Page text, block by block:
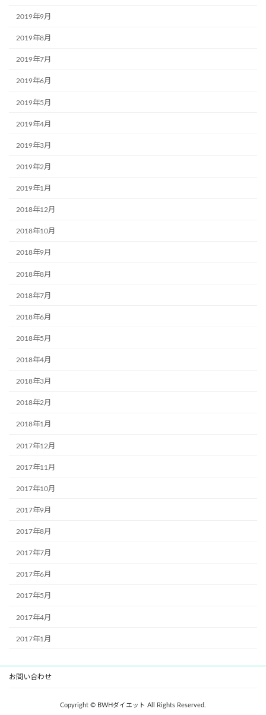
2019年9月
2019年8月
2019年7月
2019年6月
2019年5月
2019年4月
2019年3月
2019年2月
2019年1月
2018年12月
2018年10月
2018年9月
2018年8月
2018年7月
2018年6月
2018年5月
2018年4月
2018年3月
2018年2月
2018年1月
2017年12月
2017年11月
2017年10月
2017年9月
2017年8月
2017年7月
2017年6月
2017年5月
2017年4月
2017年1月
お問い合わせ
Copyright © BWHダイエット All Rights Reserved.